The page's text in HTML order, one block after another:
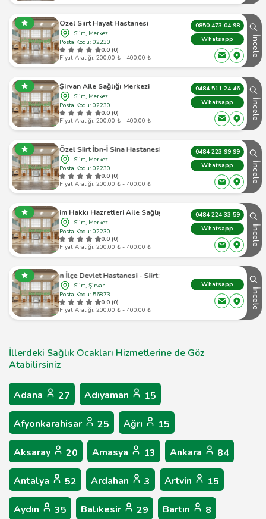
Ozel Siirt Hayat Hastanesi
Siirt, Merkez
Posta Kodu: 02230
0.0 (0)
Fiyat Aralığı: 200,00 ₺ - 400,00 ₺
0850 473 04 98
Whatsapp
İncele
Şirvan Aile Sağlığı Merkezi
Siirt, Merkez
Posta Kodu: 02230
0.0 (0)
Fiyat Aralığı: 200,00 ₺ - 400,00 ₺
0484 511 24 46
Whatsapp
İncele
Özel Siirt İbn-İ Sina Hastanesi
Siirt, Merkez
Posta Kodu: 02230
0.0 (0)
Fiyat Aralığı: 200,00 ₺ - 400,00 ₺
0484 223 99 99
Whatsapp
İncele
İbrahim Hakkı Hazretleri Aile Sağlığı Merkezi
Siirt, Merkez
Posta Kodu: 02230
0.0 (0)
Fiyat Aralığı: 200,00 ₺ - 400,00 ₺
0484 224 33 59
Whatsapp
İncele
Şirvan İlçe Devlet Hastanesi - Siirt Şirvan - 1
Siirt, Şirvan
Posta Kodu: 56873
0.0 (0)
Fiyat Aralığı: 200,00 ₺ - 400,00 ₺
Whatsapp
İncele
İllerdeki Sağlık Ocakları Hizmetlerine de Göz
Atabilirsiniz
Adana 27 Adıyaman 15
Afyonkarahisar 25 Ağrı 15
Aksaray 20 Amasya 13 Ankara 84
Antalya 52 Ardahan 3 Artvin 15
Aydın 35 Balıkesir 29 Bartın 8